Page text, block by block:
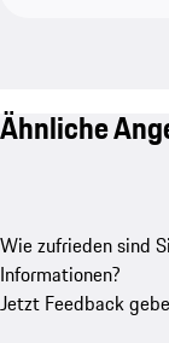
Ähnliche
Wie zufrieden sind
Informationen?
Jetzt Feedback